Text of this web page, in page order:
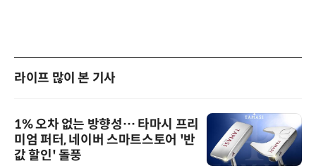
라이프 많이 본 기사
1% 오차 없는 방향성… 타마시 프리
미엄 퍼터, 네이버 스마트스토어 '반
값 할인' 돌풍